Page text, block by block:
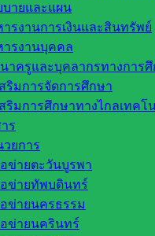
ายและแผน
รงานการเงินและสินทรัพย์
รงานบุคคล
าครูและบุคลากรทางการศึ
ริมการจัดการศึกษา
ริมการศึกษาทางไกลเทคโ
ร
ยการ
ข่ายตะวันบูรพา
ข่ายทัพบดินทร์
ข่ายนครธรรม
ข่ายนครินทร์
พระราชทาน บ้าน
ประถมศึกษา ประ
2024สิงหาคม 28, 2024
ประชาสัมพันธ์
59 … 64